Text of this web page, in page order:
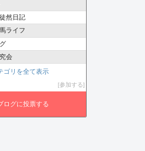
然日記
ライフ
会
ゴリを全て表示
参加する
ログに投票する